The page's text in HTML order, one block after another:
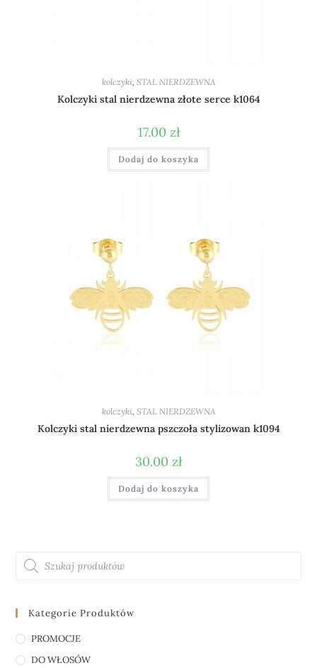
kolczyki, STAL NIERDZEWNA
Kolczyki stal nierdzewna złote serce k1064
17.00 zł
Dodaj do koszyka
kolczyki STAL NIERDZEWNA
Kolczyki stal nierdzewna pszczoła stylizowan k1094
30.00 zł
Dodaj do koszyka
Kategorie Produktów
PROMOCJE
DO WŁOSÓW